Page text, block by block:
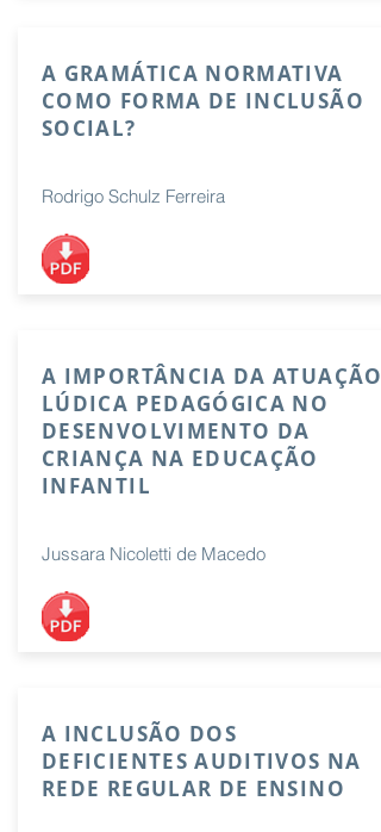
A GRAMÁTICA NORMATIVA
COMO FORMA DE INCLUSÃO
SOCIAL?
Rodrigo Schulz Ferreira
A IMPORTÂNCIA DA ATUAÇÃO
LÚDICA PEDAGÓGICA NO
DESENVOLVIMENTO DA
CRIANÇA NA EDUCAÇÃO
INFANTIL
Jussara Nicoletti de Macedo
A INCLUSÃO DOS
DEFICIENTES AUDITIVOS NA
REDE REGULAR DE ENSINO